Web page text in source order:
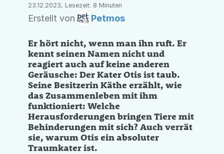
23.12.2023, Lesezeit: 8 Minuten
Erstellt von Petmos
Er hört nicht, wenn man ihn ruft. Er
kennt seinen Namen nicht und
reagiert auch auf keine anderen
Geräusche: Der Kater Otis ist taub.
Seine Besitzerin Käthe erzählt, wie
das Zusammenleben mit ihm
funktioniert: Welche
Herausforderungen bringen Tiere mit
Behinderungen mit sich? Auch verrät
sie, warum Otis ein absoluter
Traumkater ist.